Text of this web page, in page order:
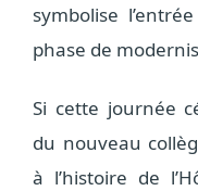
symbolise
phase de
Si cette journée
du nouveau
à l’histoire de